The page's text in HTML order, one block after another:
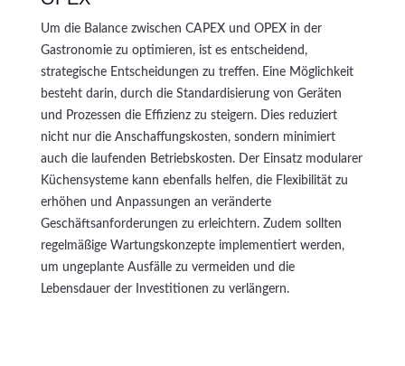
Um die Balance zwischen CAPEX und OPEX in der
Gastronomie zu optimieren, ist es entscheidend,
strategische Entscheidungen zu treffen. Eine Möglichkeit
besteht darin, durch die Standardisierung von Geräten
und Prozessen die Effizienz zu steigern. Dies reduziert
nicht nur die Anschaffungskosten, sondern minimiert
auch die laufenden Betriebskosten. Der Einsatz modularer
Küchensysteme kann ebenfalls helfen, die Flexibilität zu
erhöhen und Anpassungen an veränderte
Geschäftsanforderungen zu erleichtern. Zudem sollten
regelmäßige Wartungskonzepte implementiert werden,
um ungeplante Ausfälle zu vermeiden und die
Lebensdauer der Investitionen zu verlängern.